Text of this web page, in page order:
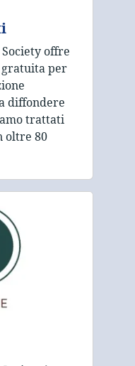
offre
per
diffondere
trattati
oltre 80